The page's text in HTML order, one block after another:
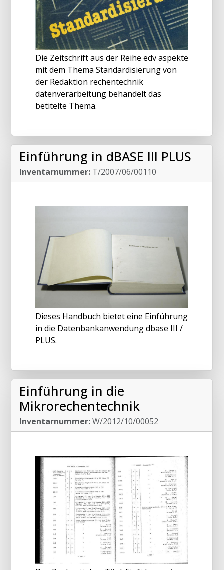
Die Zeitschrift aus der Reihe edv aspekte
mit dem Thema Standardisierung von
der Redaktion rechentechnik
datenverarbeitung behandelt das
betitelte Thema.
Einführung in dBASE III PLUS
Inventarnummer: T/2007/06/00110
Dieses Handbuch bietet eine Einführung
in die Datenbankanwendung dbase III /
PLUS.
Einführung in die
Mikrorechentechnik
Inventarnummer:W/2012/10/00052